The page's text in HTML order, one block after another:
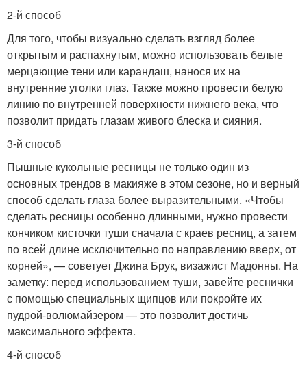
2-й способ
Для того, чтобы визуально сделать взгляд более
открытым и распахнутым, можно использовать белые
мерцающие тени или карандаш, нанося их на
внутренние уголки глаз. Также можно провести белую
линию по внутренней поверхности нижнего века, что
позволит придать глазам живого блеска и сияния.
3-й способ
Пышные кукольные ресницы не только один из
основных трендов в макияже в этом сезоне, но и верный
способ сделать глаза более выразительными. «Чтобы
сделать ресницы особенно длинными, нужно провести
кончиком кисточки туши сначала с краев ресниц, а затем
по всей длине исключительно по направлению вверх, от
корней», — советует Джина Брук, визажист Мадонны. На
заметку: перед использованием туши, завейте реснички
с помощью специальных щипцов или покройте их
пудрой-волюмайзером — это позволит достичь
максимального эффекта.
4-й способ